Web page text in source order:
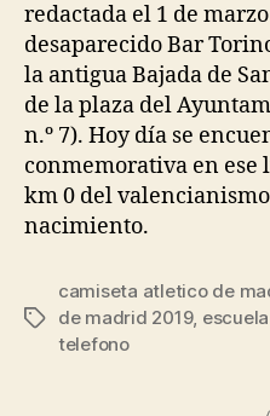
redactada el 1 de
desaparecido Bar
la antigua Bajada de
de la plaza del
n.º 7). Hoy día se
conmemorativa en ese
km 0 del
nacimiento.
Etiquetas
camiseta atletico de
de madrid 2019,
telefono